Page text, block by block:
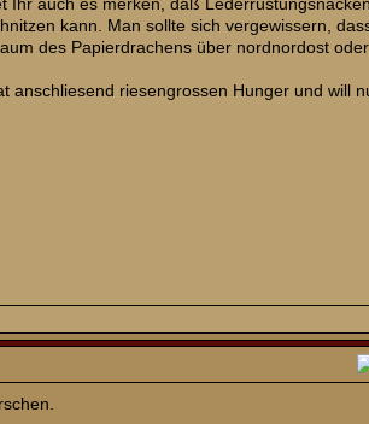
auch es merken, daß
kann. Man sollte sich vergewissern,
des Papierdrachens über nordnordost
riesengrossen Hunger und will